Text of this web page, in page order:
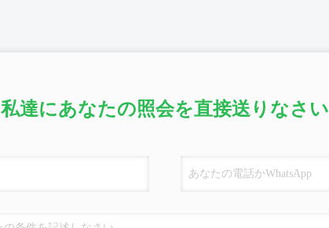
私達にあなたの照会を直接送りなさい